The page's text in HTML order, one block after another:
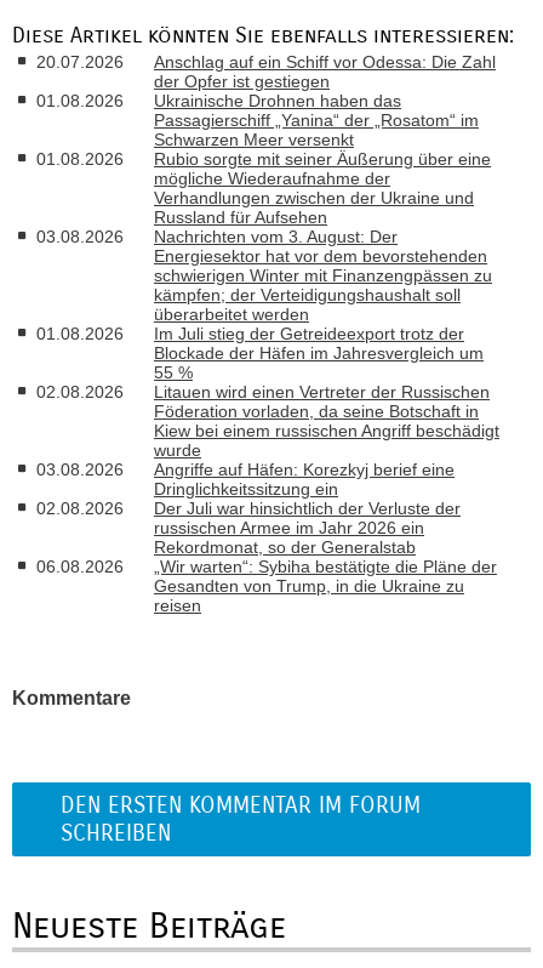
Diese Artikel könnten Sie ebenfalls interessieren:
20.07.2026
Anschlag auf ein Schiff vor Odessa: Die Zahl
der Opfer ist gestiegen
01.08.2026
Ukrainische Drohnen haben das
Passagierschiff „Yanina“ der „Rosatom“ im
Schwarzen Meer versenkt
01.08.2026
Rubio sorgte mit seiner Äußerung über eine
mögliche Wiederaufnahme der
Verhandlungen zwischen der Ukraine und
Russland für Aufsehen
03.08.2026
Nachrichten vom 3. August: Der
Energiesektor hat vor dem bevorstehenden
schwierigen Winter mit Finanzengpässen zu
kämpfen; der Verteidigungshaushalt soll
überarbeitet werden
01.08.2026
Im Juli stieg der Getreideexport trotz der
Blockade der Häfen im Jahresvergleich um
55 %
02.08.2026
Litauen wird einen Vertreter der Russischen
Föderation vorladen, da seine Botschaft in
Kiew bei einem russischen Angriff beschädigt
wurde
03.08.2026
Angriffe auf Häfen: Korezkyj berief eine
Dringlichkeitssitzung ein
02.08.2026
Der Juli war hinsichtlich der Verluste der
russischen Armee im Jahr 2026 ein
Rekordmonat, so der Generalstab
06.08.2026
„Wir warten“: Sybiha bestätigte die Pläne der
Gesandten von Trump, in die Ukraine zu
reisen
Kommentare
DEN ERSTEN KOMMENTAR IM FORUM
SCHREIBEN
Neueste Beiträge